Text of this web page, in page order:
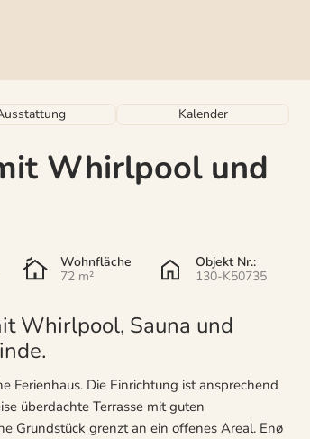
Kalender
Whirlpool und
Wohnfläche
72 m²
Objekt Nr.:
130-K50735
Whirlpool, Sauna und
Ferienhaus. Die Einrichtung ist ansprechend
überdachte Terrasse mit guten
Grundstück grenzt an ein offenes Areal. Enø